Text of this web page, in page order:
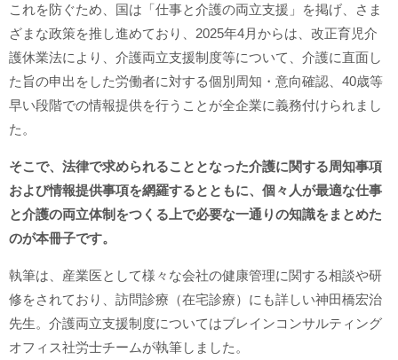
これを防ぐため、国は「仕事と介護の両立支援」を掲げ、さま
ざまな政策を推し進めており、2025年4月からは、改正育児介
護休業法により、介護両立支援制度等について、介護に直面し
た旨の申出をした労働者に対する個別周知・意向確認、40歳等
早い段階での情報提供を行うことが全企業に義務付けられまし
た。
そこで、法律で求められることとなった介護に関する周知事項
および情報提供事項を網羅するとともに、個々人が最適な仕事
と介護の両立体制をつくる上で必要な一通りの知識をまとめた
のが本冊子です。
執筆は、産業医として様々な会社の健康管理に関する相談や研
修をされており、訪問診療（在宅診療）にも詳しい神田橋宏治
先生。介護両立支援制度についてはブレインコンサルティング
オフィス社労士チームが執筆しました。